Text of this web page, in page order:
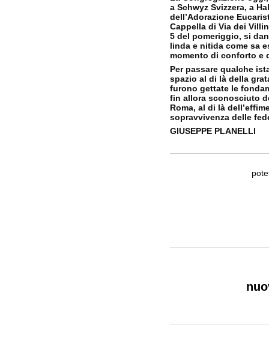
a Schwyz Svizzera, a
dell’Adorazione
Cappella di Via dei
5 del pomeriggio, si
linda e nitida come sa
momento di conforto e
Per passare qualche
spazio al di là della
furono gettate le
fin allora sconosciuto
Roma, al di là
sopravvivenza delle
GIUSEPPE PLANELLI